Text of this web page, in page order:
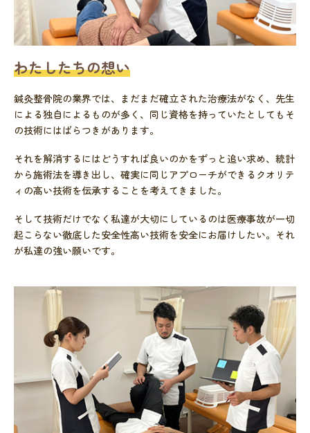
わたしたちの想い
鍼灸整骨院の業界では、まだまだ確立された治療法がなく、先生
による独自によるものが多く、同じ資格を持っていたとしてもそ
の技術にはばらつきがあります。
それを解消するにはどうすれば良いのかをずっと追い求め、統計
から施術法を導き出し、確実に同じアプローチができるクオリテ
ィの高い技術を伝承することを考えてきました。
そして技術だけでなく私達が大切にしているのは医療事故が一切
起こらない徹底した安全性高い技術を安全にお届けしたい。それ
が私達の強い願いです。